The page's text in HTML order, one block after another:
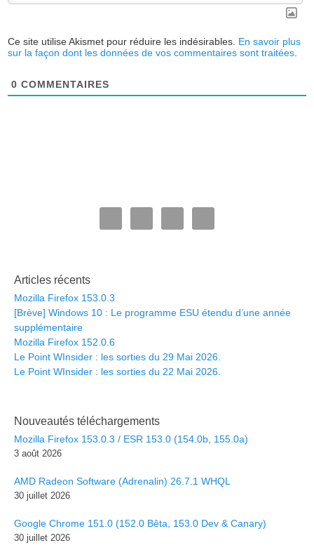
Ce site utilise Akismet pour réduire les indésirables. En savoir plus
sur la façon dont les données de vos commentaires sont traitées
0 COMMENTAIRES
Articles récents
Mozilla Firefox 153.0.3
[Brève] Windows 10 : Le programme ESU étendu d’une année
supplémentaire
Mozilla Firefox 152.0.6
Le Point WInsider : les sorties du 29 Mai 2026.
Le Point WInsider : les sorties du 22 Mai 2026.
Nouveautés téléchargements
Mozilla Firefox 153.0.3 / ESR 153.0 (154.0b, 155.0a)
3 août 2026
AMD Radeon Software (Adrenalin) 26.7.1 WHQL
30 juillet 2026
Google Chrome 151.0 (152.0 Bêta, 153.0 Dev & Canary)
30 juillet 2026